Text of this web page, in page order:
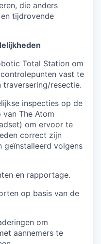
die anders
tijdrovende
Total Station om
vast te
resectie.
inspecties op de
The Atom
om ervoor te
correct zijn
geïnstalleerd volgens
en rapportage.
op basis van de
om
aannemers te